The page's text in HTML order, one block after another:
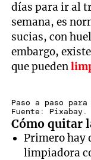
días para ir al
semana, es
sucias, con
embargo,
que pueden
Paso a paso
Fuente: Pixabay.
Cómo quitar
Primero hay
limpiadora